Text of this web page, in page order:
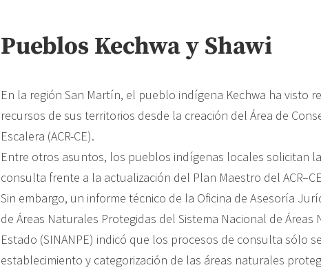
Pueblos Kechwa y Shawi
En la región San Martín, el pueblo indígena Kechwa ha visto
recursos de sus territorios desde la creación del Área de
Escalera (ACR-CE).
Entre otros asuntos, los pueblos indígenas locales solicitan
consulta frente a la actualización del Plan Maestro del
Sin embargo, un informe técnico de la Oficina de Asesoría
de Áreas Naturales Protegidas del Sistema Nacional de
Estado (SINANPE) indicó que los procesos de consulta sólo
establecimiento y categorización de las áreas naturales